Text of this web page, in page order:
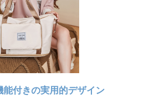
能付きの実用的デザイン